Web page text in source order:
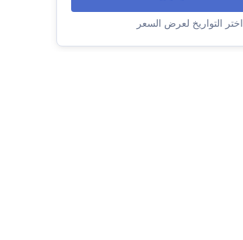
اختر التواريخ لعرض السعر